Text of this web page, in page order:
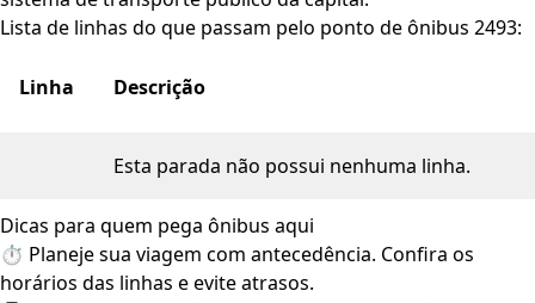
Lista de linhas do que passam pelo ponto de ônibus 2493:
Linha Descrição
Esta parada não possui nenhuma linha.
Dicas para quem pega ônibus aqui
⏱️ Planeje sua viagem com antecedência. Confira os
horários das linhas e evite atrasos.